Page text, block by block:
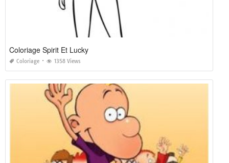
Coloriage Spirit Et Lucky
Coloriage 1358 Views